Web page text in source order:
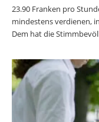
23.90 Franken pro
mindestens verdienen,
Dem hat die